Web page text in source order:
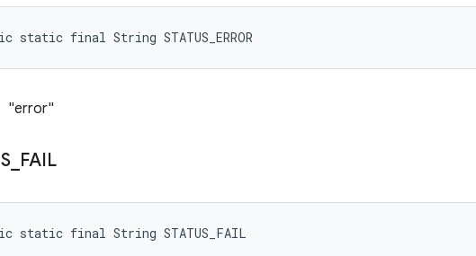
static final String STATUS_ERROR
"error"
FAIL
static final String STATUS_FAIL